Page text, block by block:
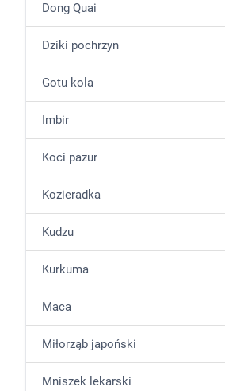
Dong Quai
Dziki pochrzyn
Gotu kola
Imbir
Koci pazur
Kozieradka
Kudzu
Kurkuma
Maca
Miłorząb japoński
Mniszek lekarski